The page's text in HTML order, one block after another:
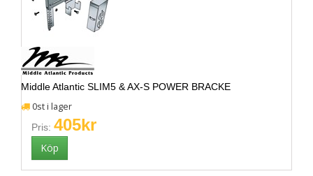
Middle Atlantic SLIM5 & AX-S POWER BRACKE
0st i lager
Pris: 405kr